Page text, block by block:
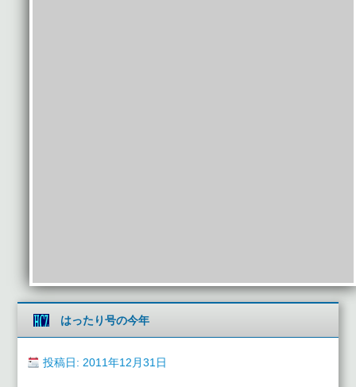
はったり号の今年
投稿日: 2011年12月31日